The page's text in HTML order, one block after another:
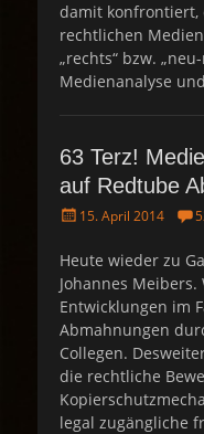
damit konfrontiert,
rechtlichen
„rechts“ bzw.
Medienanalyse
63 Terz!
auf Redtube
P
s
t
e
d
o
n
15. April 2014
Heute wieder zu
Johannes
Entwicklungen im
Abmahnungen
Collegen.
die rechtliche
legal zugängliche